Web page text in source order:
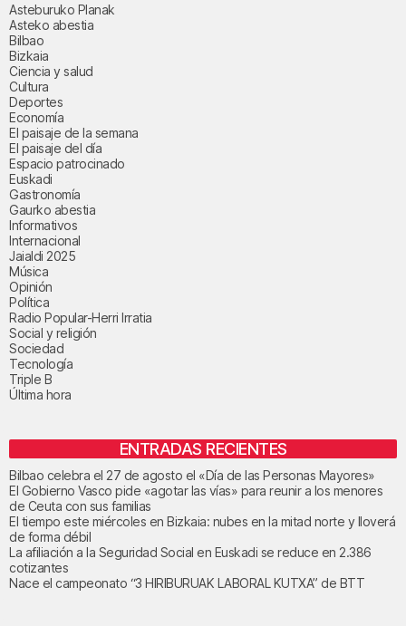
Asteburuko Planak
Asteko abestia
Bilbao
Bizkaia
Ciencia y salud
Cultura
Deportes
Economía
El paisaje de la semana
El paisaje del día
Espacio patrocinado
Euskadi
Gastronomía
Gaurko abestia
Informativos
Internacional
Jaialdi 2025
Música
Opinión
Política
Radio Popular-Herri Irratia
Social y religión
Sociedad
Tecnología
Triple B
Última hora
ENTRADAS RECIENTES
Bilbao celebra el 27 de agosto el «Día de las Personas Mayores»
El Gobierno Vasco pide «agotar las vías» para reunir a los menores
de Ceuta con sus familias
El tiempo este miércoles en Bizkaia: nubes en la mitad norte y lloverá
de forma débil
La afiliación a la Seguridad Social en Euskadi se reduce en 2.386
cotizantes
Nace el campeonato “3 HIRIBURUAK LABORAL KUTXA” de BTT